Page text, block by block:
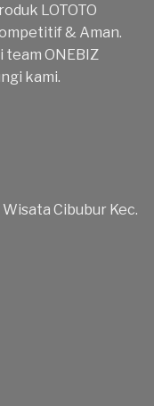
LOTOTO
& Aman.
team ONEBIZ
kami.
Cibubur Kec.